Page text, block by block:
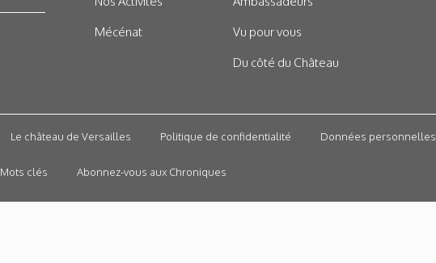
Mécénat
Vu pour vous
Du côté du Château
Le château de Versailles Politique de confidentialité Données personnelles
Mots clés Abonnez-vous aux Chroniques